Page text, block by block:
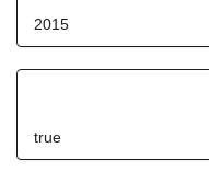
2015
true